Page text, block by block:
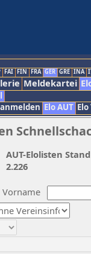
FAI FIN FRA GER GRE INA
Meldekartei
Elo AUT
Vorname
AUT-Elolisten
2.226